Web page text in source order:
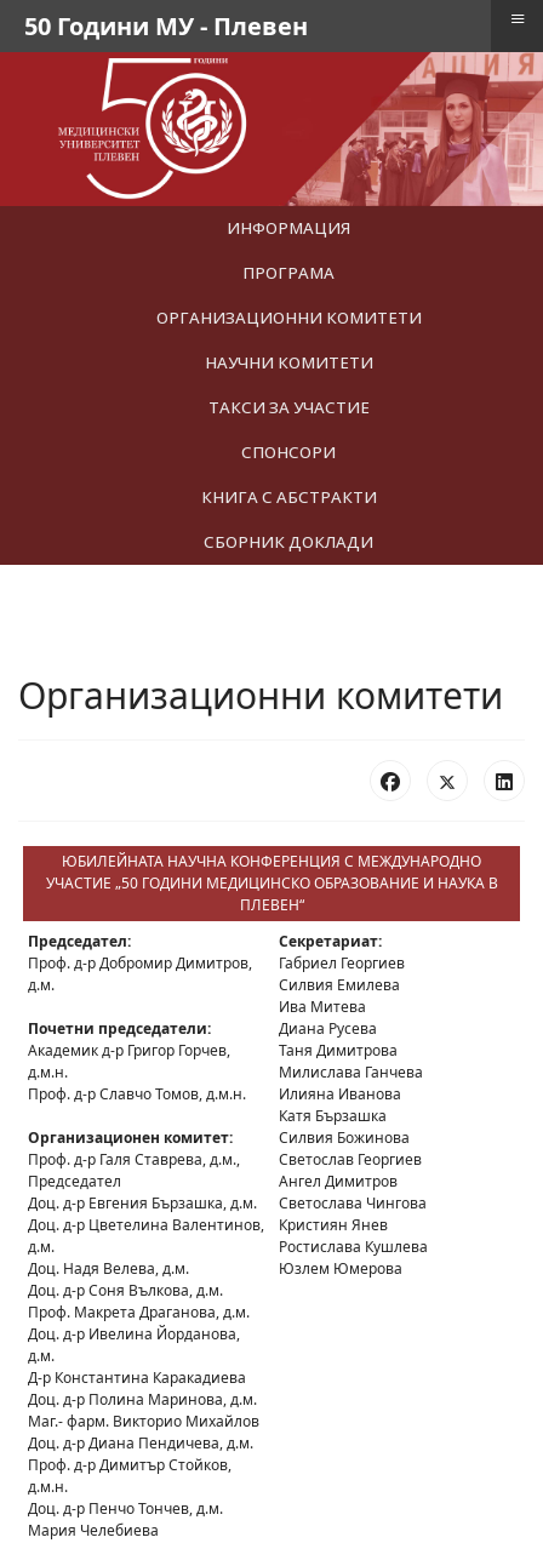
ИНФОРМАЦИЯ
ПРОГРАМА
ОРГАНИЗАЦИОННИ КОМИТЕТИ
НАУЧНИ КОМИТЕТИ
ТАКСИ ЗА УЧАСТИЕ
СПОНСОРИ
КНИГА С АБСТРАКТИ
СБОРНИК ДОКЛАДИ
Организационни комитети
ЮБИЛЕЙНАТА НАУЧНА КОНФЕРЕНЦИЯ С МЕЖДУНАРОДНО
УЧАСТИЕ „50 ГОДИНИ МЕДИЦИНСКО ОБРАЗОВАНИЕ И НАУКА В
ПЛЕВЕН“
Председател:
Проф. д-р Добромир Димитров,
д.м.
Почетни председатели:
Академик д-р Григор Горчев,
д.м.н.
Проф. д-р Славчо Томов, д.м.н.
Организационен комитет:
Проф. д-р Галя Ставрева, д.м.,
Председател
Доц. д-р Евгения Бързашка, д.м.
Доц. д-р Цветелина Валентинов,
д.м.
Доц. Надя Велева, д.м.
Доц. д-р Соня Вълкова, д.м.
Проф. Макрета Драганова, д.м.
Доц. д-р Ивелина Йорданова,
д.м.
Д-р Константина Каракадиева
Доц. д-р Полина Маринова, д.м.
Маг.- фарм. Викторио Михайлов
Доц. д-р Диана Пендичева, д.м.
Проф. д-р Димитър Стойков,
д.м.н.
Доц. д-р Пенчо Тончев, д.м.
Мария Челебиева
Секретариат:
Габриел Георгиев
Силвия Емилева
Ива Митева
Диана Русева
Таня Димитрова
Милислава Ганчева
Илияна Иванова
Катя Бързашка
Силвия Божинова
Светослав Георгиев
Ангел Димитров
Светослава Чингова
Кристиян Янев
Ростислава Кушлева
Юзлем Юмерова
50 Години МУ - Плевен ≡